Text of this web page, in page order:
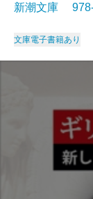
新潮文庫
文庫電子書籍あり